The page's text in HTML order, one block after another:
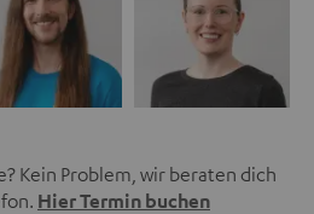
Kein Problem, wir beraten dich
Hier Termin buchen